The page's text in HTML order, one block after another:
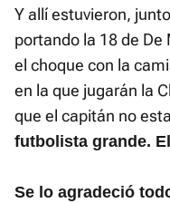
Y allí estuvieron,
portando la 18 de
el choque con la
en la que jugarán la
que el capitán no
futbolista grande.
Se lo agradeció